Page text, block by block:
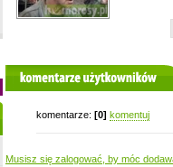
komentarze użytkowników
komentarze: [0] komentuj
Musisz się zalogować, by móc